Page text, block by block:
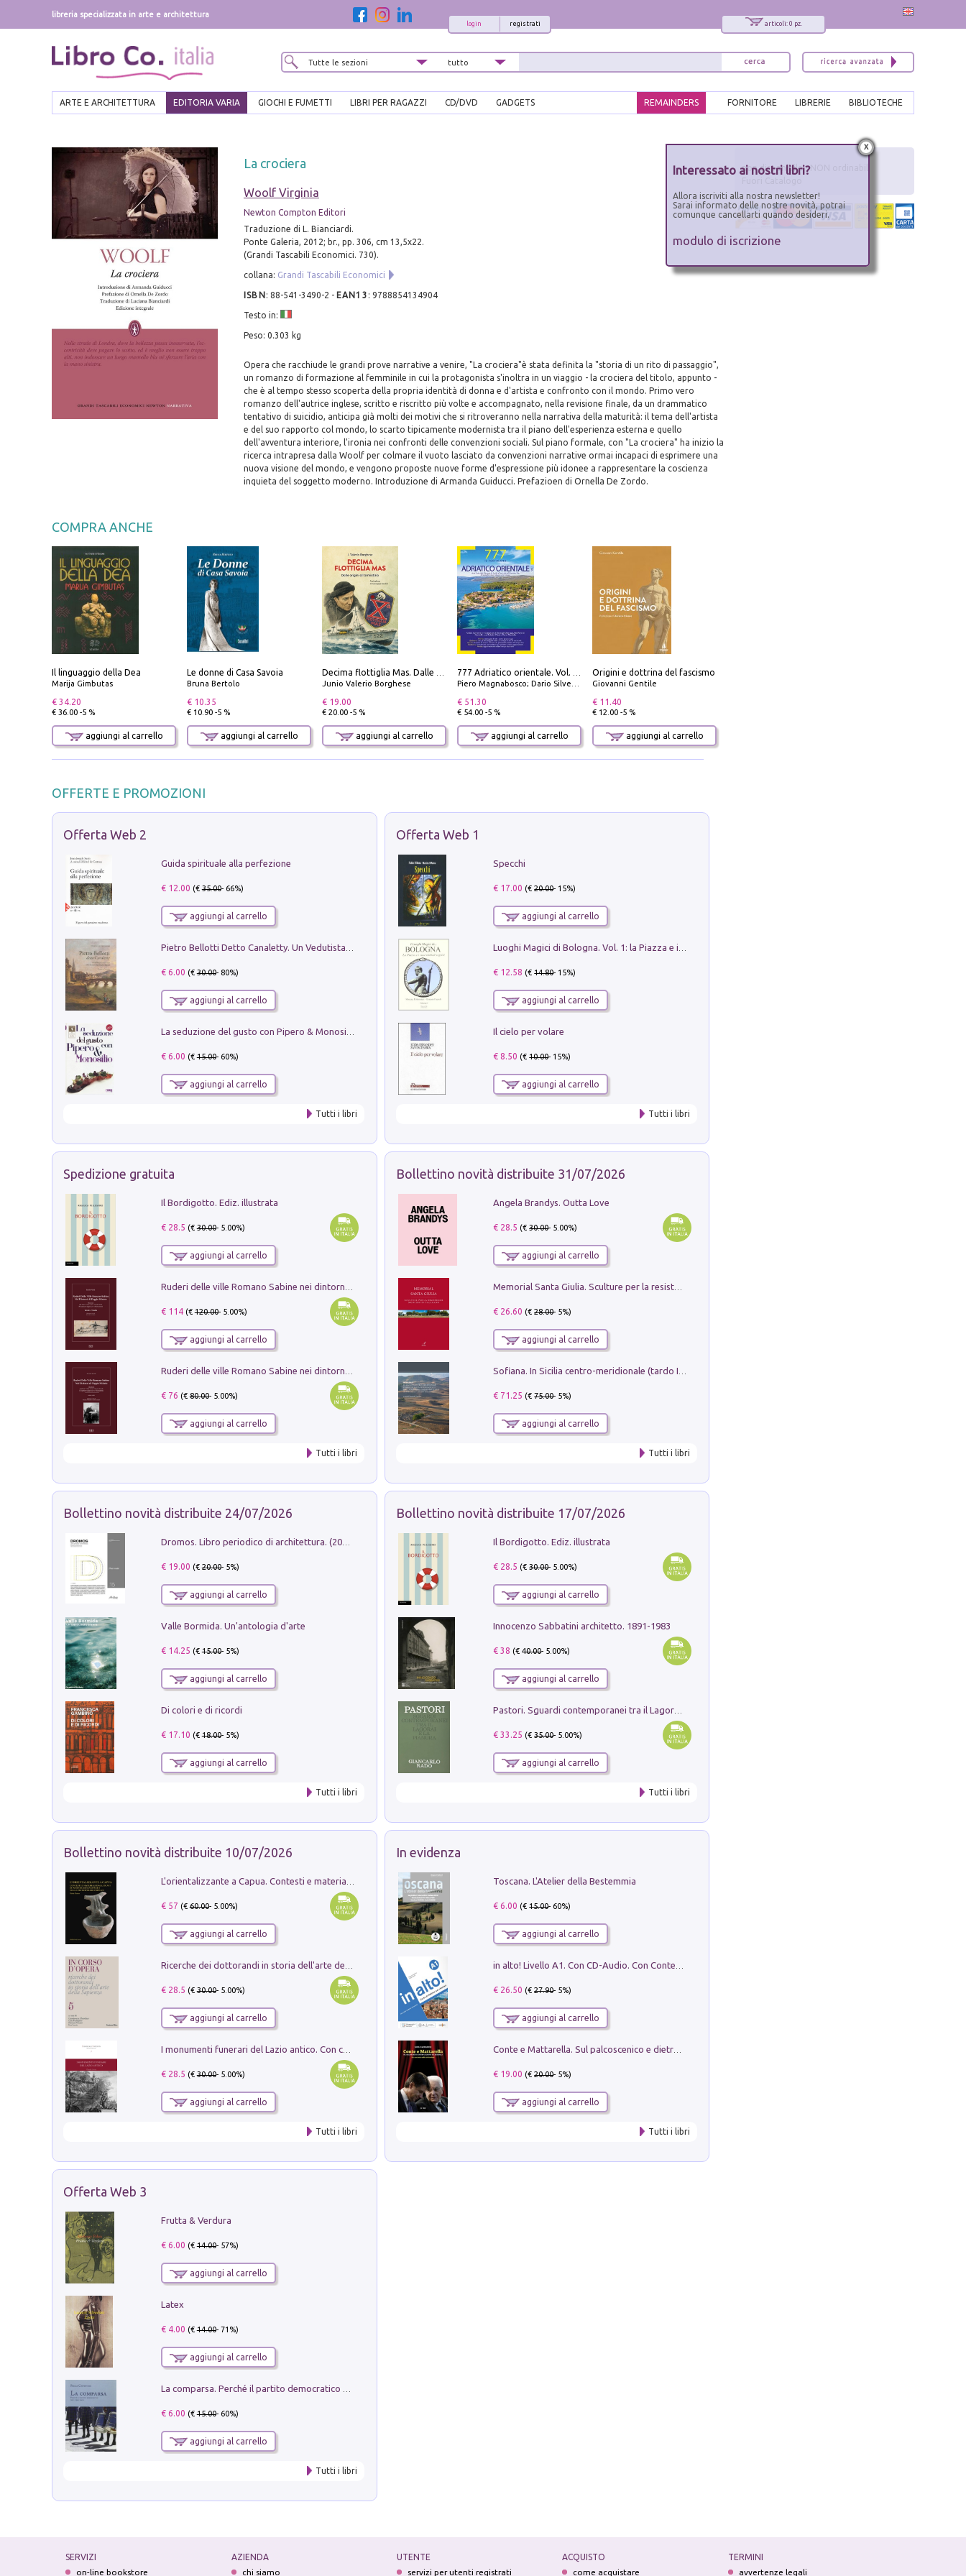
libreria specializzata in arte e architettura
articoli: 0 pz.
registrati
login
ARTE E ARCHITETTURA EDITORIA VARIA GIOCHI E FUMETTI LIBRI PER RAGAZZI CD/DVD GADGETS BIBLIOTECHE
LIBRERIE
FORNITORE
REMAINDERS
La crociera
Woolf Virginia
Newton Compton Editori
Traduzione di L. Bianciardi.
Ponte Galeria, 2012; br., pp. 306, cm 13,5x22.
(Grandi Tascabili Economici. 730).
collana: Grandi Tascabili Economici
ISBN : 88-541-3490-2 - EAN13 : 9788854134904
Testo in:
Peso: 0.303 kg
Opera che racchiude le grandi prove narrative a venire, "La crociera"è stata definita la "storia di un rito di passaggio",
un romanzo di formazione al femminile in cui la protagonista s'inoltra in un viaggio - la crociera del titolo, appunto -
che è al tempo stesso scoperta della propria identità di donna e d'artista e confronto con il mondo. Primo vero
romanzo dell'autrice inglese, scritto e riscritto più volte e accompagnato, nella revisione finale, da un drammatico
tentativo di suicidio, anticipa già molti dei motivi che si ritroveranno nella narrativa della maturità: il tema dell'artista
e del suo rapporto col mondo, lo scarto tipicamente modernista tra il piano dell'esperienza esterna e quello
dell'avventura interiore, l'ironia nei confronti delle convenzioni sociali. Sul piano formale, con "La crociera" ha inizio la
ricerca intrapresa dalla Woolf per colmare il vuoto lasciato da convenzioni narrative ormai incapaci di esprimere una
nuova visione del mondo, e vengono proposte nuove forme d'espressione più idonee a rappresentare la coscienza
inquieta del soggetto moderno. Introduzione di Armanda Guiducci. Prefazioen di Ornella De Zordo.
COMPRA ANCHE
Il linguaggio della Dea
Marija Gimbutas
€ 34.20
€ 36.00 -5 %
aggiungi al carrello
Le donne di Casa Savoia
Bruna Bertolo
€ 10.35
€ 10.90 -5 %
aggiungi al carrello
Junio Valerio Borghese
€ 19.00
€ 20.00 -5 %
aggiungi al carrello
Piero Magnabosco; Dario Silvestro; Marco Sbrizzi
€ 51.30
€ 54.00 -5 %
aggiungi al carrello
Origini e dottrina del fascismo
Giovanni Gentile
€ 11.40
€ 12.00 -5 %
aggiungi al carrello
OFFERTE E PROMOZIONI
Offerta Web 2
Guida spirituale alla perfezione
€ 12.00 (€35.00- 66%)
aggiungi al carrello
€ 6.00 (€30.00- 80%)
aggiungi al carrello
€ 6.00 (€15.00- 60%)
aggiungi al carrello
Tutti i libri
Offerta Web 1
Specchi
€ 17.00 (€20.00- 15%)
aggiungi al carrello
€ 12.58 (€14.80- 15%)
aggiungi al carrello
Il cielo per volare
€ 8.50 (€10.00- 15%)
aggiungi al carrello
Tutti i libri
Spedizione gratuita
Il Bordigotto. Ediz. illustrata
€ 28.5 (€30.00- 5.00%)
aggiungi al carrello
€ 114(€120.00- 5.00%)
aggiungi al carrello
€ 76 (€80.00- 5.00%)
aggiungi al carrello
Tutti i libri
Bollettino novità distribuite 31/07/2026
Angela Brandys. Outta Love
€ 28.5 (€30.00- 5.00%)
aggiungi al carrello
€ 26.60 (€28.00- 5%)
aggiungi al carrello
€ 71.25 (€75.00- 5%)
aggiungi al carrello
Tutti i libri
Bollettino novità distribuite 24/07/2026
Dromos. Libro periodico di architettura. (2026). Vol. 15: Post-model
€ 19.00 (€20.00- 5%)
aggiungi al carrello
Valle Bormida. Un'antologia d'arte
€ 14.25 (€15.00- 5%)
aggiungi al carrello
Di colori e di ricordi
€ 17.10 (€18.00- 5%)
aggiungi al carrello
Tutti i libri
Bollettino novità distribuite 17/07/2026
Il Bordigotto. Ediz. illustrata
€ 28.5 (€30.00- 5.00%)
aggiungi al carrello
Innocenzo Sabbatini architetto. 1891-1983
€ 38 (€40.00- 5.00%)
aggiungi al carrello
€ 33.25 (€35.00- 5.00%)
aggiungi al carrello
Tutti i libri
Bollettino novità distribuite 10/07/2026
€ 57 (€60.00- 5.00%)
aggiungi al carrello
€ 28.5 (€30.00- 5.00%)
aggiungi al carrello
I monumenti funerari del Lazio antico. Con cartella con tavole
€ 28.5 (€30.00- 5.00%)
aggiungi al carrello
Tutti i libri
In evidenza
Toscana. L'Atelier della Bestemmia
€ 6.00 (€15.00- 60%)
aggiungi al carrello
€ 26.50 (€27.90- 5%)
aggiungi al carrello
€ 19.00 (€20.00- 5%)
aggiungi al carrello
Tutti i libri
Offerta Web 3
Frutta & Verdura
€ 6.00 (€14.00- 57%)
aggiungi al carrello
Latex
€ 4.00 (€14.00- 71%)
aggiungi al carrello
€ 6.00 (€15.00- 60%)
aggiungi al carrello
Tutti i libri
non disponibile - NON ordinabile
SERVIZI
on-line bookstore
AZIENDA
chi siamo
UTENTE
servizi per utenti registrati
ACQUISTO
come acquistare
TERMINI
avvertenze legali
x
Interessato ai nostri libri?
Allora iscriviti alla nostra newsletter!
Sarai informato delle nostre novità, potrai
comunque cancellarti quando desideri.
modulo di iscrizione